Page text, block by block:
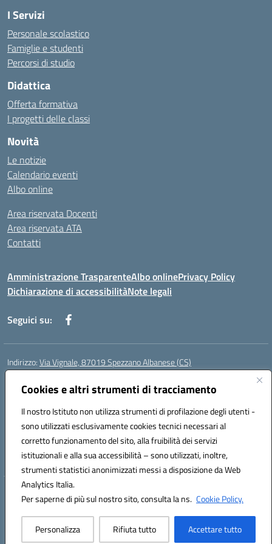
Cookies e altri strumenti di tracciamento
Il nostro Istituto non utilizza strumenti di profilazione degli utenti -
sono utilizzati esclusivamente cookies tecnici necessari al
corretto funzionamento del sito, alla fruibilità dei servizi
istituzionali e alla sua accessibilità – sono utilizzati, inoltre,
strumenti statistici anonimizzati messi a disposizione da Web
Analytics Italia.
Per saperne di più sul nostro sito, consulta la ns. Cookie Policy.
Personalizza Rifiuta tutto Accettare tutto
I Servizi
Personale scolastico
Famiglie e studenti
Percorsi di studio
Didattica
Offerta formativa
I progetti delle classi
Novità
Le notizie
Calendario eventi
Albo online
Area riservata Docenti
Area riservata ATA
Contatti
Amministrazione TrasparenteAlbo onlinePrivacy Policy
Dichiarazione di accessibilitàNote legali
Seguici su:
Indirizzo:Via Vignale, 87019 Spezzano Albanese (CS)
Centralino:
Posta elettronica certificata (PEC):csic878003@pec.istruzione.it
Codice fiscale: 94018300783
Codice meccanografico:CSIC878003
Codice Indice delle Pubbliche Amministrazioni (IPA): istsc_csic878003
Codice unico di fatturazione (CUF): UFK2HU
Hosting & Powered by 3D Solution S.r.l.
Concept & Design by Designers Italia